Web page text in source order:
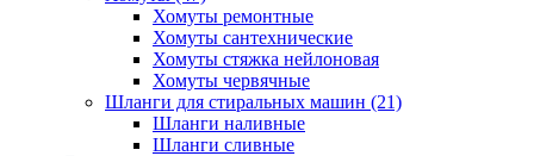
Хомуты ремонтные
Хомуты сантехнические
Хомуты стяжка нейлоновая
Хомуты червячные
Шланги для стиральных машин (21)
Шланги наливные
Шланги сливные